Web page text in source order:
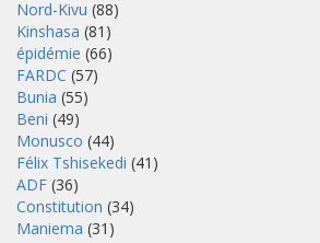
Nord-Kivu (88)
Kinshasa (81)
épidémie (66)
FARDC (57)
Bunia (55)
Beni (49)
Monusco (44)
Félix Tshisekedi (41)
ADF (36)
Constitution (34)
Maniema (31)